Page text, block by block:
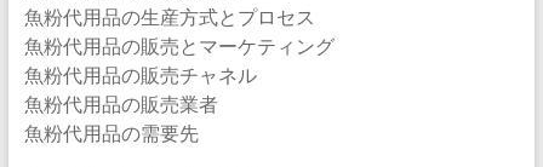
魚粉代用品の生産方式とプロセス
魚粉代用品の販売とマーケティング
魚粉代用品の販売チャネル
魚粉代用品の販売業者
魚粉代用品の需要先